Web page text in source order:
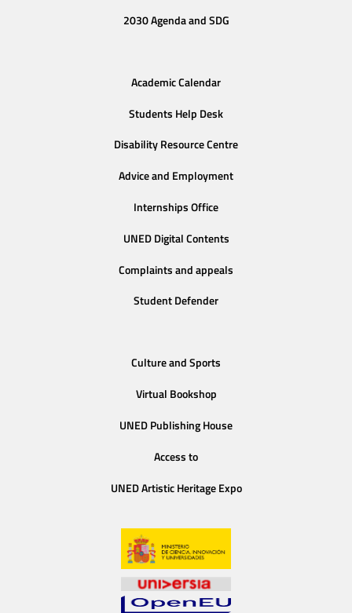
2030 Agenda and SDG
Academic Calendar
Students Help Desk
Disability Resource Centre
Advice and Employment
Internships Office
UNED Digital Contents
Complaints and appeals
Student Defender
Culture and Sports
Virtual Bookshop
UNED Publishing House
Access to
UNED Artistic Heritage Expo